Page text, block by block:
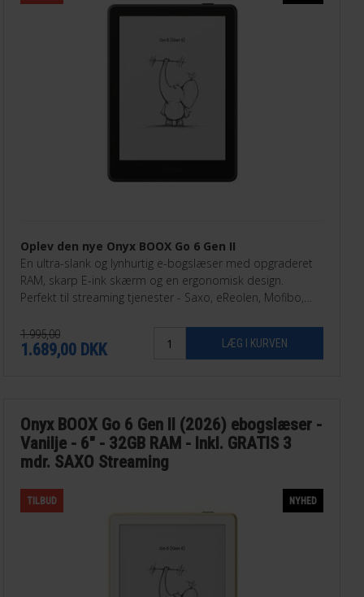
Oplev den nye Onyx BOOX Go 6 Gen II
En ultra-slank og lynhurtig e-bogslæser med opgraderet
RAM, skarp E-ink skærm og en ergonomisk design.
Perfekt til streaming tjenester - Saxo, eReolen, Mofibo,
1.995,00
1.689,00 DKK
Onyx BOOX Go 6 Gen II (2026) ebogslæser -
Vanilje - 6" - 32GB RAM - Inkl. GRATIS 3
mdr. SAXO Streaming
TILBUD NYHED